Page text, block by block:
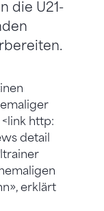
die U21-
http:
detail
erklärt